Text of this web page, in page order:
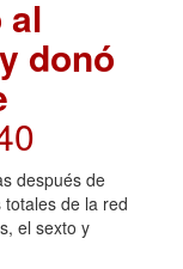
al
donó
después de
de la red
el sexto y